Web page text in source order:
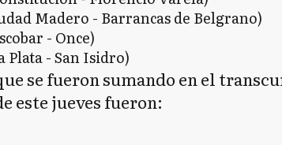
Madero - Barrancas de Belgrano)
- Once)
Plata - San Isidro)
se fueron sumando en el
este jueves fueron: